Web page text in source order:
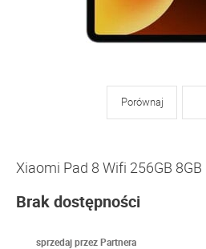
Porównaj
Xiaomi Pad 8 Wifi 256GB
Brak dostępności
sprzedaj przez Partnera